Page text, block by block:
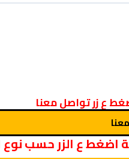
ع زر تواصل معنا
ع الزر حسب نوع